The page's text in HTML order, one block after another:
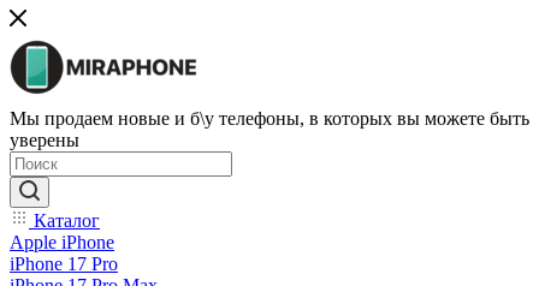
Мы продаем новые и б\у телефоны, в которых вы можете быть
уверены
Каталог
Apple iPhone
iPhone 17 Pro